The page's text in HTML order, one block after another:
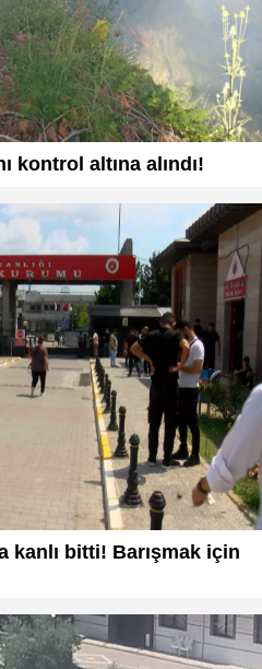
kontrol altına alındı!
kanlı bitti! Barışmak için